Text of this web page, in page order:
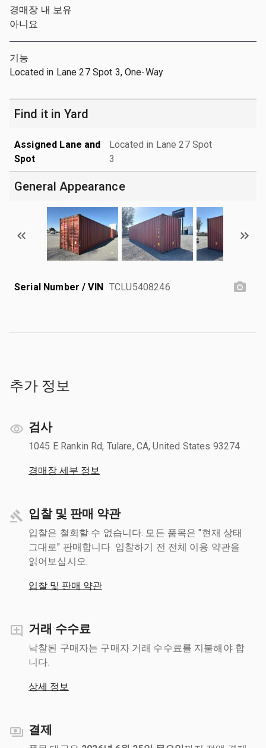
경매장 내 보유
아니요
기능
Located in Lane 27 Spot 3, One-Way
Find it in Yard
Assigned Lane and
Spot
Located in Lane 27 Spot
3
General Appearance
Serial Number / VIN TCLU5408246
추가 정보
검사
1045 E Rankin Rd, Tulare, CA, United States 93274
경매장 세부 정보
입찰 및 판매 약관
입찰은 철회할 수 없습니다. 모든 품목은 "현재 상태
그대로" 판매합니다. 입찰하기 전 전체 이용 약관을
읽어보십시오.
입찰 및 판매 약관
거래 수수료
낙찰된 구매자는 구매자 거래 수수료를 지불해야 합
니다.
상세 정보
결제